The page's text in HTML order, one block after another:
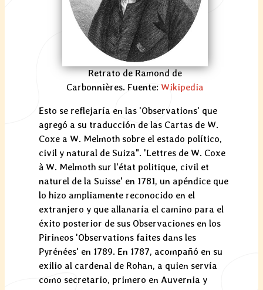
Retrato de Ramond de
Carbonnières. Fuente: Wikipedia
Esto se reflejaría en las 'Observations' que
agregó a su traducción de las Cartas de W.
Coxe a W. Melmoth sobre el estado político,
civil y natural de Suiza". 'Lettres de W. Coxe
à W. Melmoth sur l'état politique, civil et
naturel de la Suisse' en 1781, un apéndice que
lo hizo ampliamente reconocido en el
extranjero y que allanaría el camino para el
éxito posterior de sus Observaciones en los
Pirineos 'Observations faites dans les
Pyrénées' en 1789. En 1787, acompañó en su
exilio al cardenal de Rohan, a quien servía
como secretario, primero en Auvernia y